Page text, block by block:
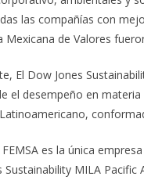
las compañías con
Mexicana de Valores
El Dow Jones
el desempeño en
es la única
Sustainability MILA